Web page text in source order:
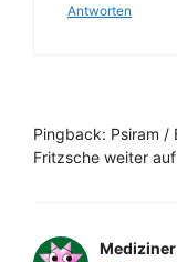
Antworten
Pingback: Psiram /
Fritzsche weiter
Mediziner